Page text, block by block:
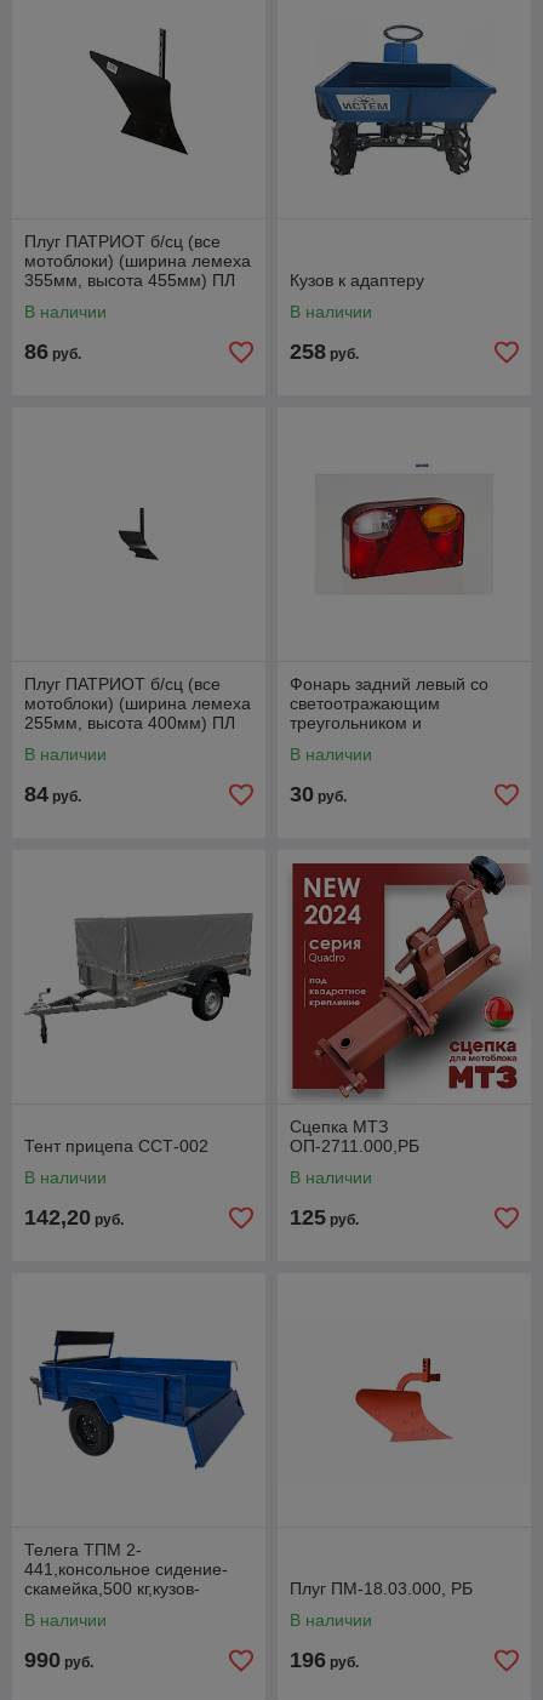
Плуг ПАТРИОТ б/сц (все
мотоблоки) (ширина лемеха
355мм, высота 455мм) ПЛ
Артикул
В наличии
86 руб.
Кузов к адаптеру
В наличии
258 руб.
Плуг ПАТРИОТ б/сц (все
мотоблоки) (ширина лемеха
255мм, высота 400мм) ПЛ
490001030
В наличии
84 руб.
Фонарь задний левый со
светоотражающим
треугольником и
FT-088 LPM-L
В наличии
30 руб.
Тент прицепа ССТ-002
В наличии
142,20 руб.
Сцепка МТЗ
ОП-2711.000,РБ
В наличии
125 руб.
Телега ТПМ 2-
441,консольное сидение-
скамейка,500 кг,кузов-
образная рама с
В наличии
990 руб.
Плуг ПМ-18.03.000, РБ
В наличии
196 руб.